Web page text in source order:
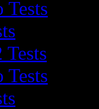
Tests
Tests
Tests